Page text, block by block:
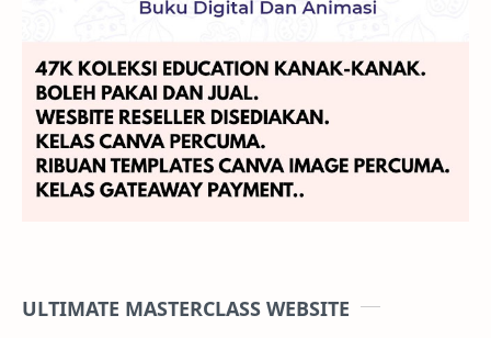
ULTIMATE MASTERCLASS WEBSITE